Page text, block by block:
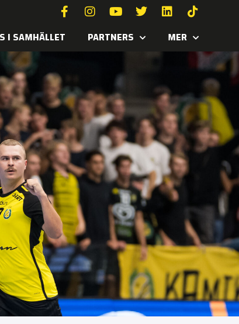
I SAMHÄLLET PARTNERS MER